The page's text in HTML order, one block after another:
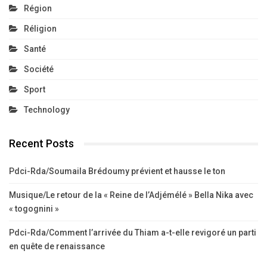
Région
Réligion
Santé
Société
Sport
Technology
Recent Posts
Pdci-Rda/Soumaila Brédoumy prévient et hausse le ton
Musique/Le retour de la « Reine de l’Adjémélé » Bella Nika avec
« togognini »
Pdci-Rda/Comment l’arrivée du Thiam a-t-elle revigoré un parti
en quête de renaissance